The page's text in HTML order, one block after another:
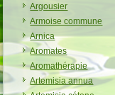
Argousier
Armoise commune
Arnica
Aromates
Aromathérapie
Artemisia annua